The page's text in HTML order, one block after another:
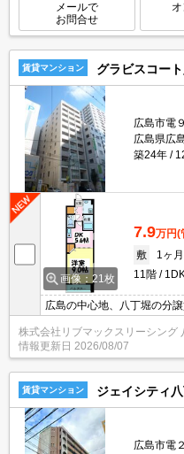
メールで
お問合せ
賃貸マンション グラビスコー
広島市電
広島県広
築24年
画像：21枚
7.9万円(
敷
1ヶ月
11階
1DK
広島の中心地、八丁堀の分
の半月分☆浴室乾燥機・シ
付オートロックで防犯面も
利！
株式会社リブマックスリーシング
情報更新日 2026/08/07
賃貸マンション ジェイシティ
広島市電